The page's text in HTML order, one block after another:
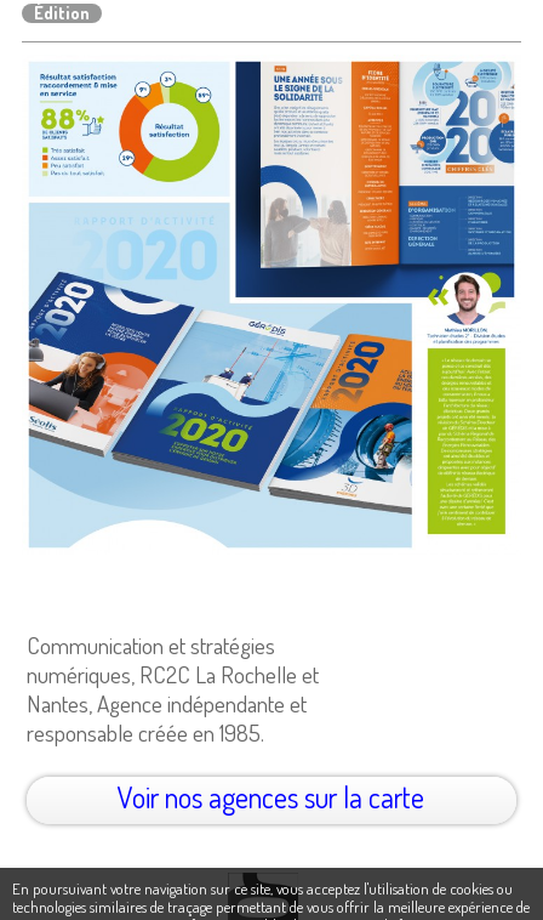
Édition
Communication et stratégies
numériques, RC2C La Rochelle et
Nantes, Agence indépendante et
responsable créée en 1985.
Voir nos agences sur la carte
En poursuivant votre navigation sur ce site, vous acceptez l'utilisation de cookies ou
technologies similaires de traçage permettant de vous offrir la meilleure expérience de